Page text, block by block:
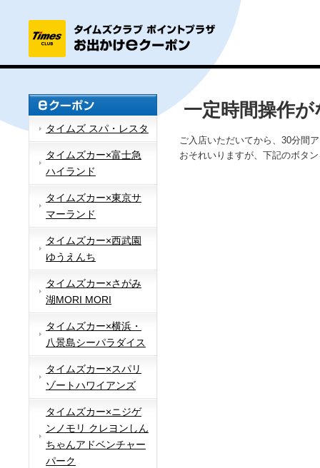
タイムズ スパ・レスタ
タイムズカー×富士急
ハイランド
タイムズカー×東京サ
マーランド
タイムズカー×西武園
ゆうえんち
タイムズカー×さがみ
湖MORI MORI
タイムズカー×横浜・
八景島シーパラダイス
タイムズカー×スパリ
ゾートハワイアンズ
タイムズカー×ニジゲ
ンノモリ クレヨンしん
ちゃんアドベンチャー
パーク
一定時間操作
ご入店いただいてから、30分間
おそれいりますが、下記のボタ